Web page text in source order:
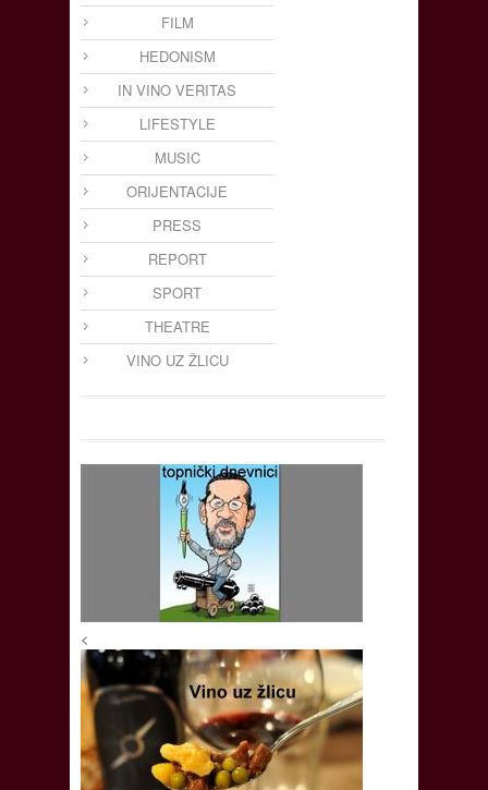
FILM
HEDONISM
IN VINO VERITAS
LIFESTYLE
MUSIC
ORIJENTACIJE
PRESS
REPORT
SPORT
THEATRE
VINO UZ ŽLICU
<